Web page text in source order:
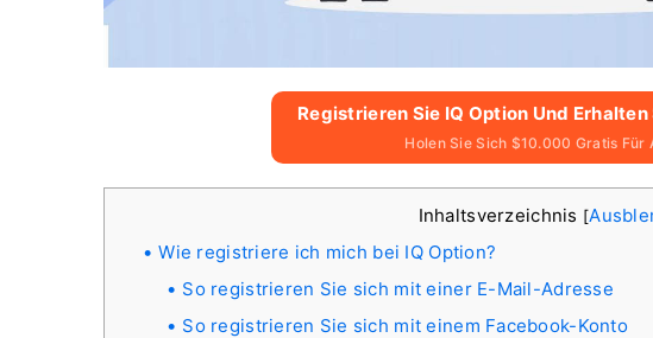
Registrieren Sie IQ Option Und
Holen Sie Sich $10.000 Gratis Für
Inhaltsverzeichnis [
Wie registriere ich mich bei IQ Option?
So registrieren Sie sich mit einer E-Mail-Adresse
So registrieren Sie sich mit einem Facebook-Konto